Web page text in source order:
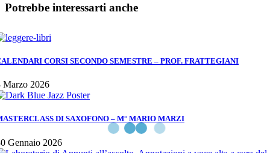
Potrebbe interessarti anche
CORSI SECONDO SEMESTRE – PROF. FRATTEGIANI
Marzo 2026
DI SAXOFONO – M° MARIO MARZI
Gennaio 2026